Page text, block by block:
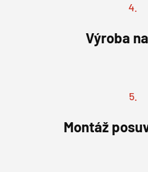
4.
Výroba
5.
Montáž